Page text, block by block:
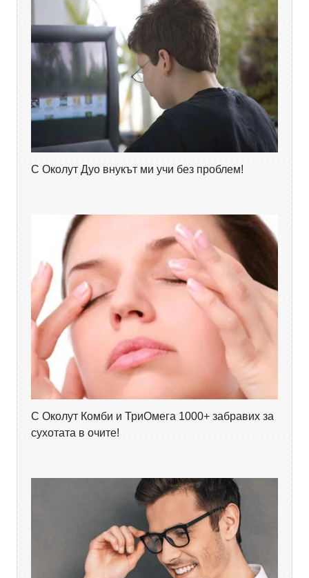
С Околут Дуо внукът ми учи без проблем!
С Околут Комби и ТриОмега 1000+ забравих за
сухотата в очите!